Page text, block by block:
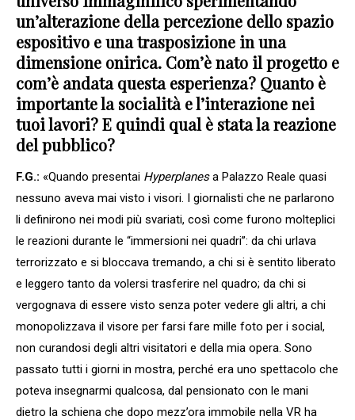
un’alterazione della percezione dello spazio
espositivo e una trasposizione in una
dimensione onirica. Com’è nato il progetto e
com’è andata questa esperienza? Quanto è
importante la socialità e l’interazione nei
tuoi lavori? E quindi qual è stata la reazione
del pubblico?
F.G.: «Quando presentai Hyperplanesa Palazzo Reale quasi
nessuno aveva mai visto i visori. I giornalisti che ne parlarono
li definirono nei modi più svariati, così come furono molteplici
le reazioni durante le “immersioni nei quadri”: da chi urlava
terrorizzato e si bloccava tremando, a chi si è sentito liberato
e leggero tanto da volersi trasferire nel quadro; da chi si
vergognava di essere visto senza poter vedere gli altri, a chi
monopolizzava il visore per farsi fare mille foto per i social,
non curandosi degli altri visitatori e della mia opera. Sono
passato tutti i giorni in mostra, perché era uno spettacolo che
poteva insegnarmi qualcosa, dal pensionato con le mani
dietro la schiena che dopo mezz’ora immobile nella VR ha